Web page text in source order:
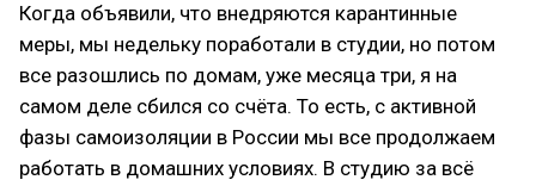
Когда объявили, что внедряются карантинные
меры, мы недельку поработали в студии, но потом
все разошлись по домам, уже месяца три, я на
самом деле сбился со счёта. То есть, с активной
фазы самоизоляции в России мы все продолжаем
работать в домашних условиях. В студию за всё